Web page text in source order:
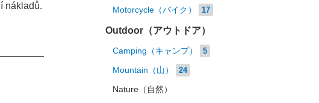
nákladů. Motorcycle（バイク） 17
Outdoor（アウトドア）
Camping（キャンプ） 5
Mountain（山） 24
Nature（自然）